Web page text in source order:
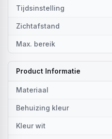
Tijdsinstelling
Zichtafstand
Max. bereik
Product Informatie
Materiaal
Behuizing kleur
Kleur wit